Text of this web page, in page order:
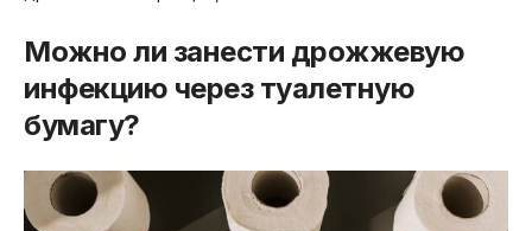
Можно ли занести дрожжевую
инфекцию через туалетную
бумагу?